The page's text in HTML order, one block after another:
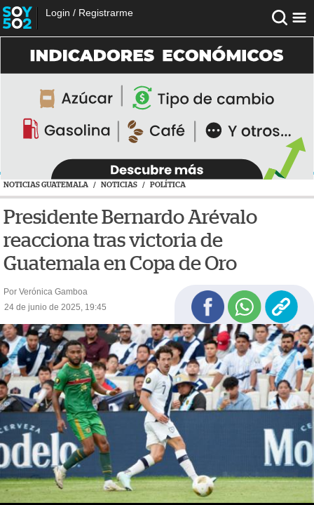
Login / Registrarme
NOTICIAS GUATEMALA / NOTICIAS / POLÍTICA
Presidente Bernardo Arévalo
reacciona tras victoria de
Guatemala en Copa de Oro
Por Verónica Gamboa
24 de junio de 2025, 19:45